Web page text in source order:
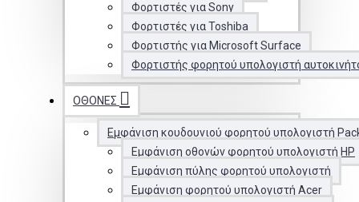
Φορτιστές για Sony
Φορτιστές για Toshiba
Φορτιστής για Microsoft Surface
Φορτιστής φορητού υπολογιστή
ΟΘΌΝΕΣ
Εμφάνιση κουδουνιού φορητού υπολογιστή
Εμφάνιση οθονών φορητού υπολογιστή HP
Εμφάνιση πύλης φορητού υπολογιστή
Εμφάνιση φορητού υπολογιστή Acer